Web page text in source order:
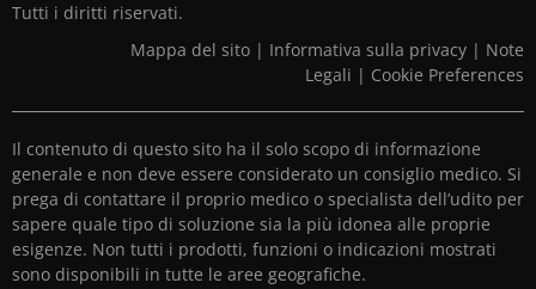
Tutti i diritti riservati.
Mappa del sito | Informativa sulla privacy | Note
Legali | Cookie Preferences
Il contenuto di questo sito ha il solo scopo di informazione
generale e non deve essere considerato un consiglio medico. Si
prega di contattare il proprio medico o specialista dell’udito per
sapere quale tipo di soluzione sia la più idonea alle proprie
esigenze. Non tutti i prodotti, funzioni o indicazioni mostrati
sono disponibili in tutte le aree geografiche.